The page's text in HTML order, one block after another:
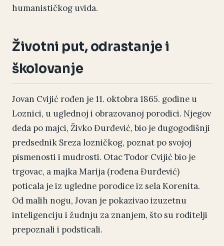
humanističkog uvida.
Životni put, odrastanje i
školovanje
Jovan Cvijić rođen je 11. oktobra 1865. godine u
Loznici, u uglednoj i obrazovanoj porodici. Njegov
deda po majci, Živko Đurđević, bio je dugogodišnji
predsednik Sreza lozničkog, poznat po svojoj
pismenosti i mudrosti. Otac Todor Cvijić bio je
trgovac, a majka Marija (rođena Đurđević)
poticala je iz ugledne porodice iz sela Korenita.
Od malih nogu, Jovan je pokazivao izuzetnu
inteligenciju i žudnju za znanjem, što su roditelji
prepoznali i podsticali.